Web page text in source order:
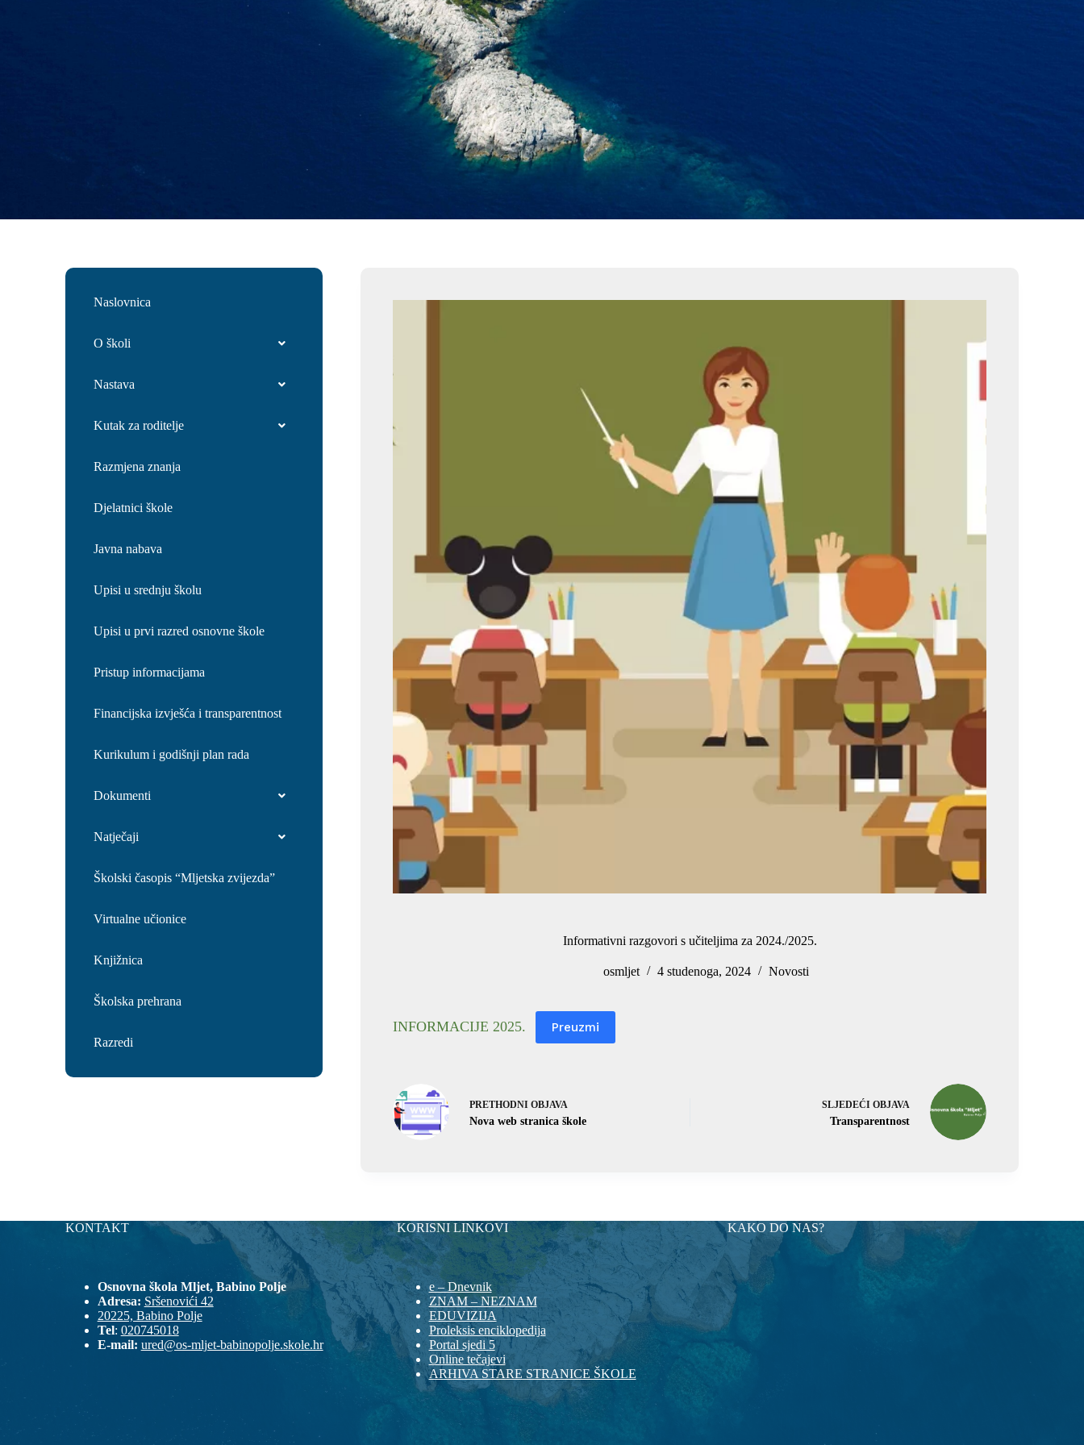
Informativni razgovori s učiteljima za 2024./2025.
osmljet 4 studenoga, 2024 Novosti
INFORMACIJE 2025. Preuzmi
PRETHODNIOBJAVA
Nova web stranica škole
SLJEDEĆIOBJAVA
Transparentnost
Naslovnica
O školi
Nastava
Kutak za roditelje
Razmjena znanja
Djelatnici škole
Javna nabava
Upisi u srednju školu
Upisi u prvi razred osnovne škole
Pristup informacijama
Financijska izvješća i transparentnost
Kurikulum i godišnji plan rada
Dokumenti
Natječaji
Školski časopis “Mljetska zvijezda”
Virtualne učionice
Knjižnica
Školska prehrana
Razredi
KONTAKT
Osnovna škola Mljet, Babino Polje
Adresa: Sršenovići 42
20225, Babino Polje
Tel: 020745018
E-mail: ured@os-mljet-babinopolje.skole.hr
KORISNI LINKOVI
e – Dnevnik
ZNAM – NEZNAM
EDUVIZIJA
Proleksis enciklopedija
Portal sjedi 5
Online tečajevi
ARHIVA STARE STRANICE ŠKOLE
KAKO DO NAS?